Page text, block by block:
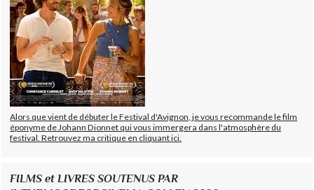
Alors que vient de débuter le Festival d'Avignon, je vous recommande le film
éponyme de Johann Dionnet qui vous immergera dans l'atmosphère du
festival. Retrouvez ma critique en cliquant ici.
FILMS et LIVRES SOUTENUS PAR